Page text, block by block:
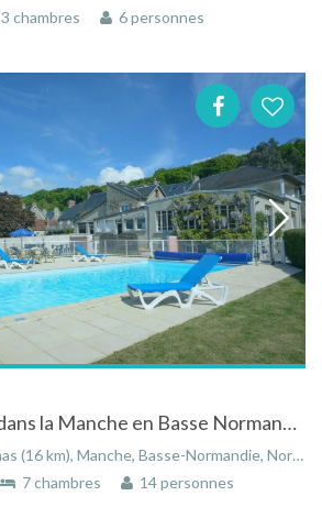
3 chambres 6 personnes
Hôtel "des bains" dans la Manche en Basse Normandie
km), Manche, Basse-Normandie, Normandie, France
7 chambres 14 personnes